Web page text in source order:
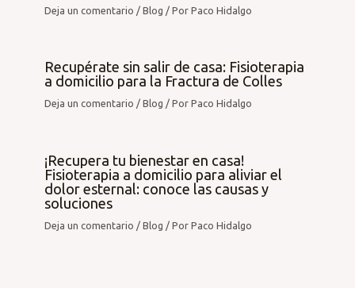
Deja un comentario /Blog / PorPaco Hidalgo
Recupérate sin salir de casa: Fisioterapia
a domicilio para la Fractura de Colles
Deja un comentario /Blog / PorPaco Hidalgo
¡Recupera tu bienestar en casa!
Fisioterapia a domicilio para aliviar el
dolor esternal: conoce las causas y
soluciones
Deja un comentario /Blog / PorPaco Hidalgo